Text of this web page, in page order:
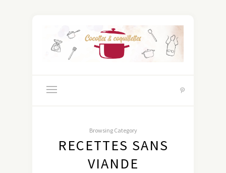
Browsing Category
RECETTES SANS
VIANDE